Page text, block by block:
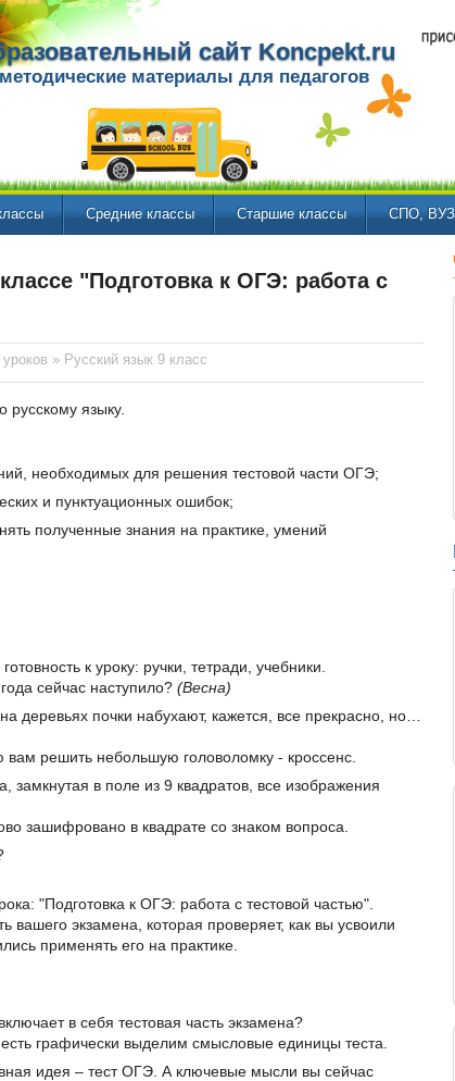
сайт Koncpekt.ru
методические материалы для педагогов
Средние классы Старшие классы СПО, ВУЗ
"Подготовка к ОГЭ: работа с
» Русский язык 9 класс
русскому языку.
необходимых для решения тестовой части ОГЭ;
и пунктуационных ошибок;
полученные знания на практике, умений
к уроку: ручки, тетради, учебники.
сейчас наступило? (Весна)
деревьях почки набухают, кажется, все прекрасно, но…
решить небольшую головоломку - кроссенс.
замкнутая в поле из 9 квадратов, все изображения
зашифровано в квадрате со знаком вопроса.
"Подготовка к ОГЭ: работа с тестовой частью".
вашего экзамена, которая проверяет, как вы усвоили
применять его на практике.
в себя тестовая часть экзамена?
графически выделим смысловые единицы теста.
идея – тест ОГЭ. А ключевые мысли вы сейчас